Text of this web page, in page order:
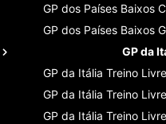
GP dos Países Baixos
GP dos Países Baixos
GP da
GP da Itália Treino
GP da Itália Treino
GP da Itália Treino